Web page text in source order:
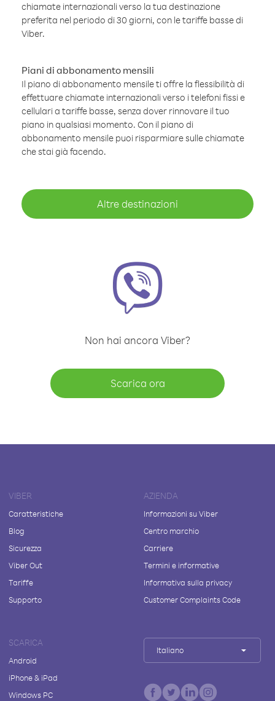
chiamate internazionali verso la tua destinazione
preferita nel periodo di 30 giorni, con le tariffe basse di
Viber.
Piani di abbonamento mensili
Il piano di abbonamento mensile ti offre la flessibilità di
effettuare chiamate internazionali verso i telefoni fissi e
cellulari a tariffe basse, senza dover rinnovare il tuo
piano in qualsiasi momento. Con il piano di
abbonamento mensile puoi risparmiare sulle chiamate
che stai già facendo.
Altre destinazioni
Non hai ancora Viber?
Scarica ora
VIBER
Caratteristiche
Blog
Sicurezza
Viber Out
Tariffe
Supporto
AZIENDA
Informazioni su Viber
Centro marchio
Carriere
Termini e informative
Informativa sulla privacy
Customer Complaints Code
SCARICA
Android
iPhone & iPad
Windows PC
Italiano